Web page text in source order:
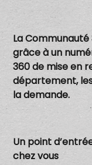
La
grâce à un
360 de mise en
département,
la demande.
Un point
chez vous